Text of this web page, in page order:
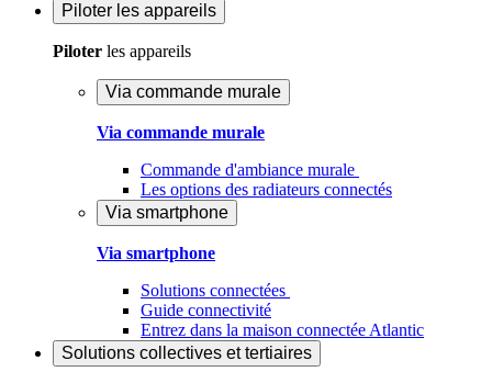
Piloter les appareils
Piloter les appareils
Via commande murale
Via commande murale
Commande d'ambiance murale
Les options des radiateurs connectés
Via smartphone
Via smartphone
Solutions connectées
Guide connectivité
Entrez dans la maison connectée Atlantic
Solutions collectives et tertiaires